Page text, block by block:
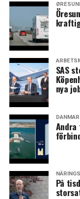
SAS
nya
På